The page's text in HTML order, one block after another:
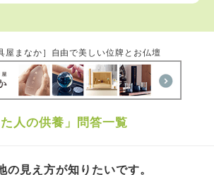
屋まなか］自由で美しい位牌とお仏壇
た人の供養」問答一覧
の見え方が知りたいです。